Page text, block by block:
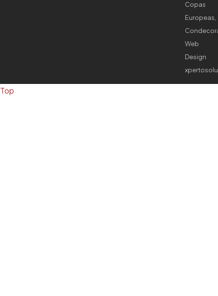
Copas
Europeas,
Web
Design
Top